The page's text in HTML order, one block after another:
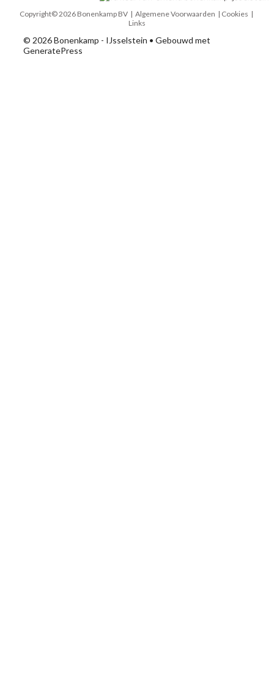
Copyright© 2026 Bonenkamp BV | Algemene Voorwaarden | Cookies |
Links
© 2026 Bonenkamp - IJsselstein • Gebouwd met
GeneratePress